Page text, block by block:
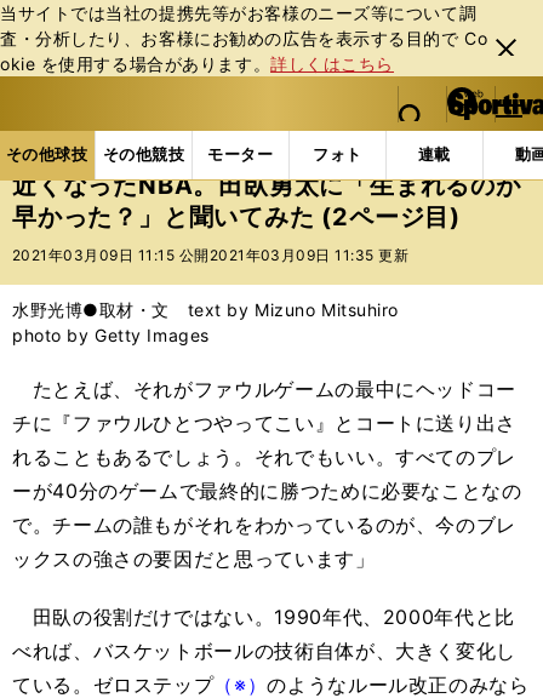
当サイトでは当社の提携先等がお客様のニーズ等について調
査・分析したり、お客様にお勧めの広告を表⽰する⽬的で Co
okie を使⽤する場合があります。詳しくはこちら
閉じ
る
web Sportiva (webスポルティーバ)
検索
マイペ
ー
ジ
メニュ
その他球技 その他競技 モーター フォト 連載 動
ス
ポ
ル
バ
その他球技の記事一覧 バスケットボール 国内バス
近くなったNBA。田臥勇太に「生まれるのが
早かった？」と聞いてみた (2ページ目)
2021年03月09日 11:15 公開 2021年03月09日 11:35 更新
水野光博●取材・文 text by Mizuno Mitsuhiro
photo by Getty Images
たとえば、それがファウルゲームの最中にヘッドコー
チに『ファウルひとつやってこい』とコートに送り出さ
れることもあるでしょう。それでもいい。すべてのプレ
ーが40分のゲームで最終的に勝つために必要なことなの
で。チームの誰もがそれをわかっているのが、今のブレ
ックスの強さの要因だと思っています」
田臥の役割だけではない。1990年代、2000年代と比
べれば、バスケットボールの技術自体が、大きく変化し
ている。ゼロステップ（※）のようなルール改正のみなら